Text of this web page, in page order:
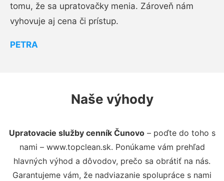
tomu, že sa upratovačky menia. Zároveň nám
vyhovuje aj cena či prístup.
PETRA
Naše výhody
Upratovacie služby cenník Čunovo– poďte do toho s
nami – www.topclean.sk. Ponúkame vám prehľad
hlavných výhod a dôvodov, prečo sa obrátiť na nás.
Garantujeme vám, že nadviazanie spolupráce s nami